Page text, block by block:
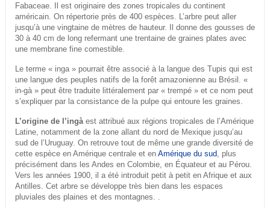
Fabaceae. Il est originaire des zones tropicales du continent
américain. On répertorie près de 400 espèces. L’arbre peut aller
jusqu’à une vingtaine de mètres de hauteur. Il donne des gousses de
30 à 40 cm de long refermant une trentaine de graines plates avec
une membrane fine comestible.
Le terme « inga » pourrait être associé à la langue des Tupis qui est
une langue des peuples natifs de la forêt amazonienne au Brésil. «
in-gà » peut être traduite littéralement par « trempé » et ce nom peut
s’expliquer par la consistance de la pulpe qui entoure les graines.
L’origine de l’ingàest attribué aux régions tropicales de l’Amérique
Latine, notamment de la zone allant du nord de Mexique jusqu’au
sud de l’Uruguay. On retrouve tout de même une grande diversité de
cette espèce en Amérique centrale et en Amérique du sud , plus
précisément dans les Andes en Colombie, en Équateur et au Pérou.
Vers les années 1900, il a été introduit petit à petit en Afrique et aux
Antilles. Cet arbre se développe très bien dans les espaces
pluviales des plaines et des montagnes. .